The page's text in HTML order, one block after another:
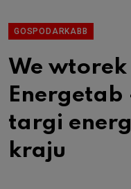
GOSPODARKABB
We wtorek
Energetab
targi
kraju